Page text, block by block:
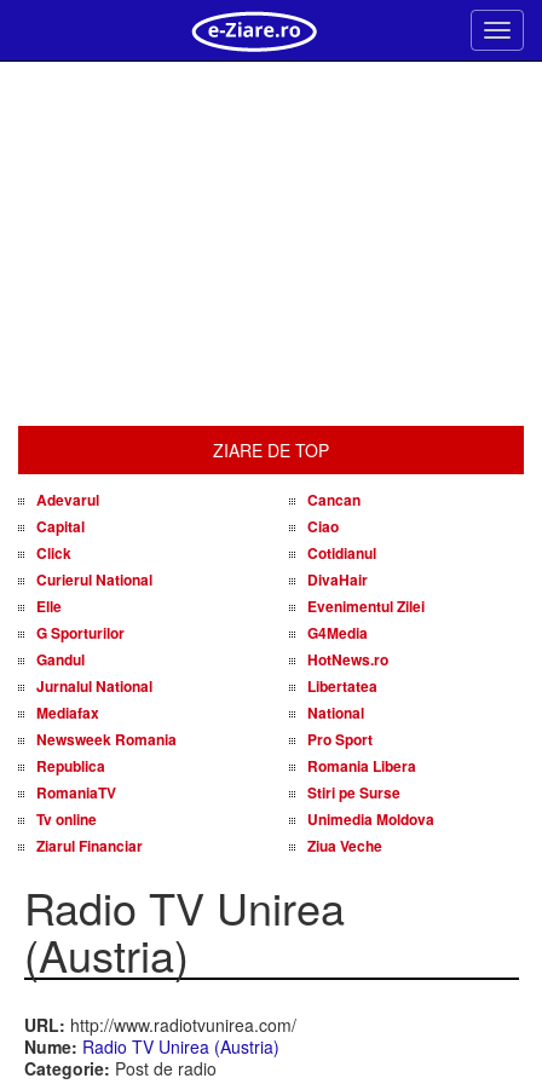
Meniu
ZIARE DE TOP
Adevarul
Cancan
Capital
Ciao
Click
Cotidianul
Curierul National
DivaHair
Elle
Evenimentul Zilei
G Sporturilor
G4Media
Gandul
HotNews.ro
Jurnalul National
Libertatea
Mediafax
National
Newsweek Romania
Pro Sport
Republica
Romania Libera
RomaniaTV
Stiri pe Surse
Tv online
Unimedia Moldova
Ziarul Financiar
Ziua Veche
Radio TV Unirea
(Austria)
URL: http://www.radiotvunirea.com/
Nume: Radio TV Unirea (Austria)
Categorie: Post de radio